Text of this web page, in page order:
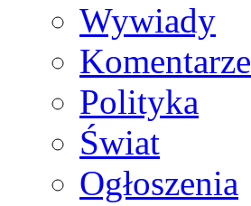
Wywiady
Komentarze
Polityka
Świat
Ogłoszenia